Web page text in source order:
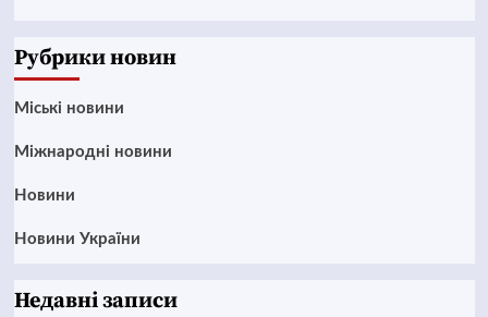
Рубрики новин
Mіські новини
Міжнародні новини
Новини
Новини України
Недавні записи